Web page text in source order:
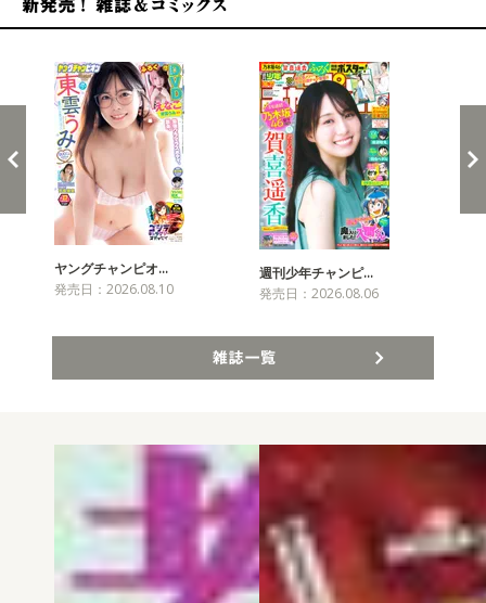
ヤングチャンピオ…
発売日：2026.08.10
週刊少年チャンピ…
発売日：2026.08.06